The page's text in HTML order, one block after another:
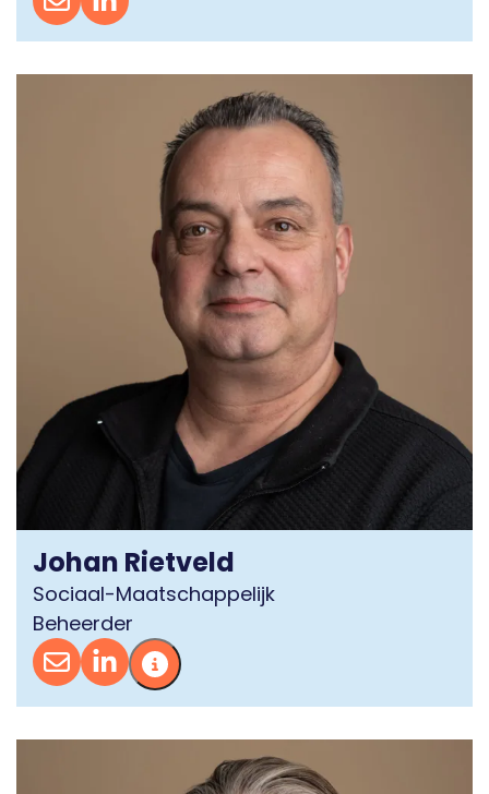
Johan Rietveld
Sociaal-Maatschappelijk
Beheerder